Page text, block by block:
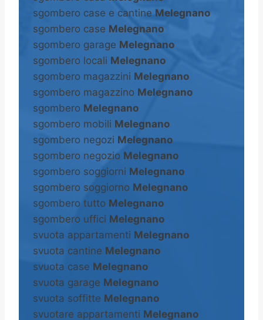
sgombero case e cantine Melegnano
sgombero case Melegnano
sgombero garage Melegnano
sgombero locali Melegnano
sgombero magazzini Melegnano
sgombero magazzino Melegnano
sgombero Melegnano
sgombero mobili Melegnano
sgombero negozi Melegnano
sgombero negozio Melegnano
sgombero soggiorni Melegnano
sgombero soggiorno Melegnano
sgombero tutto Melegnano
sgombero uffici Melegnano
svuota appartamenti Melegnano
svuota cantine Melegnano
svuota case Melegnano
svuota garage Melegnano
svuota soffitte Melegnano
svuotare appartamenti Melegnano